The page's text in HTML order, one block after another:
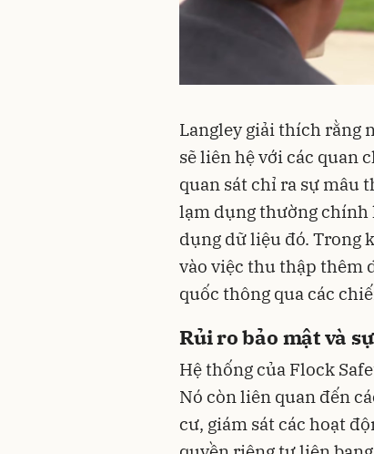
Langley giải thích rằng
sẽ liên hệ với các quan
quan sát chỉ ra sự mâu
lạm dụng thường chính
dụng dữ liệu đó. Trong
vào việc thu thập thêm
quốc thông qua các
Rủi ro bảo mật và
Hệ thống của Flock
Nó còn liên quan đến
cư, giám sát các hoạt